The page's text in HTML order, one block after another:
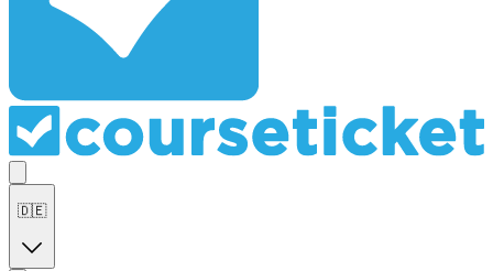
🇩🇪